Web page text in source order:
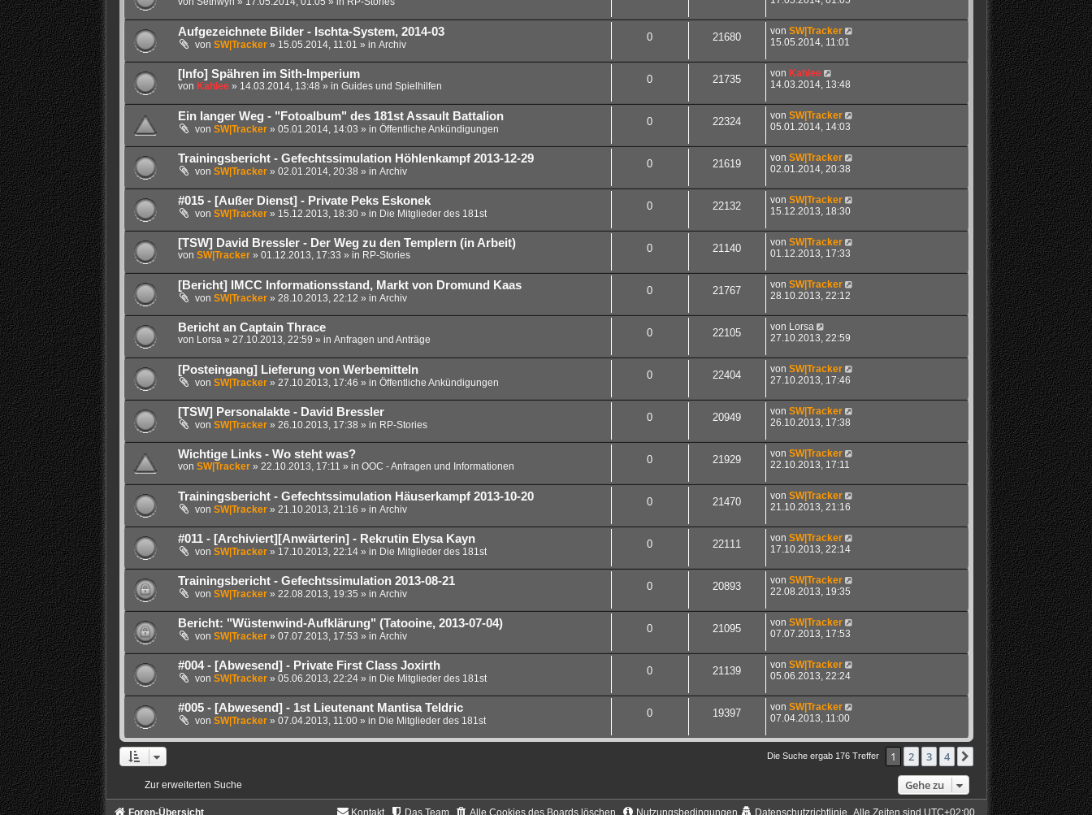
Aufgezeichnete Bilder - Ischta-System, 2014-03
von SW|Tracker» 15.05.2014, 11:01 » in Archiv
0 21680 von SW|Tracker
15.05.2014, 11:01
[Info] Spähren im Sith-Imperium
von Kahlee» 14.03.2014, 13:48 » in Guides und Spielhilfen
0 21735 von Kahlee
14.03.2014, 13:48
Ein langer Weg - "Fotoalbum" des 181st Assault Battalion
von SW|Tracker» 05.01.2014, 14:03 » in Öffentliche Ankündigungen
0 22324 von SW|Tracker
05.01.2014, 14:03
Trainingsbericht - Gefechtssimulation Höhlenkampf 2013-12-29
von SW|Tracker» 02.01.2014, 20:38 » in Archiv
0 21619 von SW|Tracker
02.01.2014, 20:38
#015 - [Außer Dienst] - Private Peks Eskonek
von SW|Tracker» 15.12.2013, 18:30 » in Die Mitglieder des 181st
0 22132 von SW|Tracker
15.12.2013, 18:30
[TSW] David Bressler - Der Weg zu den Templern (in Arbeit)
von SW|Tracker» 01.12.2013, 17:33 » in RP-Stories
0 21140 von SW|Tracker
01.12.2013, 17:33
[Bericht] IMCC Informationsstand, Markt von Dromund Kaas
von SW|Tracker» 28.10.2013, 22:12 » in Archiv
0 21767 von SW|Tracker
28.10.2013, 22:12
Bericht an Captain Thrace
von Lorsa » 27.10.2013, 22:59 » in Anfragen und Anträge
0 22105 von Lorsa
27.10.2013, 22:59
[Posteingang] Lieferung von Werbemitteln
von SW|Tracker» 27.10.2013, 17:46 » in Öffentliche Ankündigungen
0 22404 von SW|Tracker
27.10.2013, 17:46
[TSW] Personalakte - David Bressler
von SW|Tracker» 26.10.2013, 17:38 » in RP-Stories
0 20949 von SW|Tracker
26.10.2013, 17:38
Wichtige Links - Wo steht was?
von SW|Tracker» 22.10.2013, 17:11 » in OOC - Anfragen und Informationen
0 21929 von SW|Tracker
22.10.2013, 17:11
Trainingsbericht - Gefechtssimulation Häuserkampf 2013-10-20
von SW|Tracker» 21.10.2013, 21:16 » in Archiv
0 21470 von SW|Tracker
21.10.2013, 21:16
#011 - [Archiviert][Anwärterin] - Rekrutin Elysa Kayn
von SW|Tracker» 17.10.2013, 22:14 » in Die Mitglieder des 181st
0 22111 von SW|Tracker
17.10.2013, 22:14
Trainingsbericht - Gefechtssimulation 2013-08-21
von SW|Tracker» 22.08.2013, 19:35 » in Archiv
0 20893 von SW|Tracker
22.08.2013, 19:35
Bericht: "Wüstenwind-Aufklärung" (Tatooine, 2013-07-04)
von SW|Tracker» 07.07.2013, 17:53 » in Archiv
0 21095 von SW|Tracker
07.07.2013, 17:53
#004 - [Abwesend] - Private First Class Joxirth
von SW|Tracker» 05.06.2013, 22:24 » in Die Mitglieder des 181st
0 21139 von SW|Tracker
05.06.2013, 22:24
#005 - [Abwesend] - 1st Lieutenant Mantisa Teldric
von SW|Tracker» 07.04.2013, 11:00 » in Die Mitglieder des 181st
0 19397 von SW|Tracker
07.04.2013, 11:00
Die Suche ergab 176 Treffer 1 2 3 4 Nächste
Zur erweiterten Suche Gehe zu
Foren-Übersicht Alle Zeiten sind UTC+02:00
Nutzungsbedingungen Datenschutzrichtlinie
Alle Cookies des Boards löschen
Das Team
Kontakt